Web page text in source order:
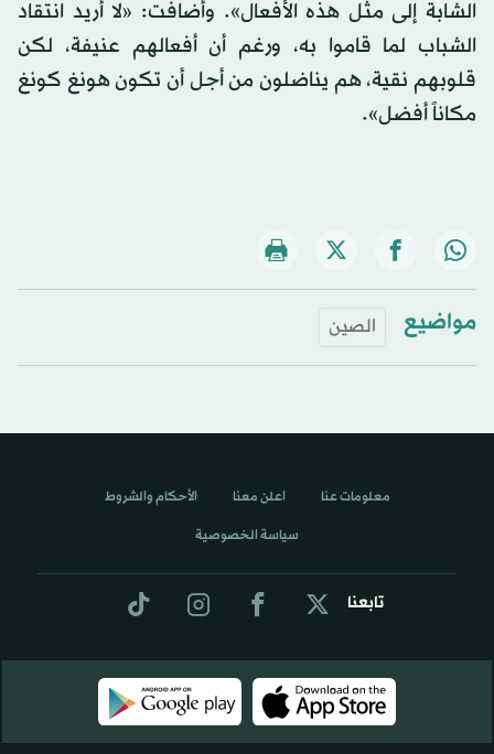
الشابة إلى مثل هذه الأفعال». وأضافت: «لا أريد انتقاد
الشباب لما قاموا به، ورغم أن أفعالهم عنيفة، لكن
قلوبهم نقية، هم يناضلون من أجل أن تكون هونغ كونغ
مكاناً أفضل».
مواضيع الصين
تابعنا
معلومات عنا اعلن معنا الأحكام والشروط
سياسة الخصوصية